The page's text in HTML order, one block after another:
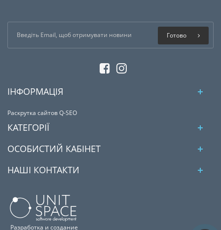
Готово
ІНФОРМАЦІЯ
Раскрутка сайтов Q-SEO
КАТЕГОРІЇ
ОСОБИСТИЙ КАБІНЕТ
НАШІ КОНТАКТИ
Разработка и создание